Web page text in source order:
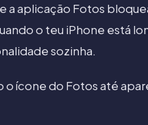
a aplicação Fotos
o teu iPhone está
sozinha.
ícone do Fotos até